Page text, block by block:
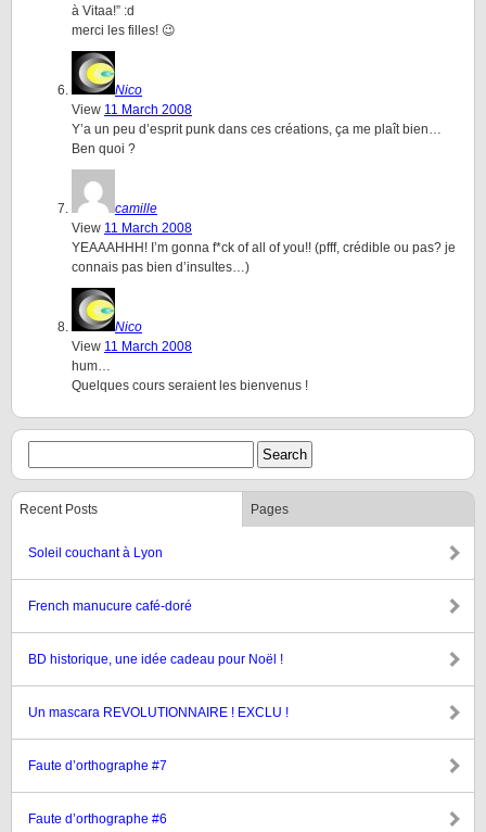
à Vitaa!” :d
merci les filles! 😉
Nico
View 11 March 2008
Y’a un peu d’esprit punk dans ces créations, ça me plaît bien…
Ben quoi ?
camille
View 11 March 2008
YEAAAHHH! I’m gonna f*ck of all of you!! (pfff, crédible ou pas? je
connais pas bien d’insultes…)
Nico
View 11 March 2008
hum…
Quelques cours seraient les bienvenus !
Recent Posts Pages
Soleil couchant à Lyon
French manucure café-doré
BD historique, une idée cadeau pour Noël !
Un mascara REVOLUTIONNAIRE ! EXCLU !
Faute d’orthographe #7
Faute d’orthographe #6